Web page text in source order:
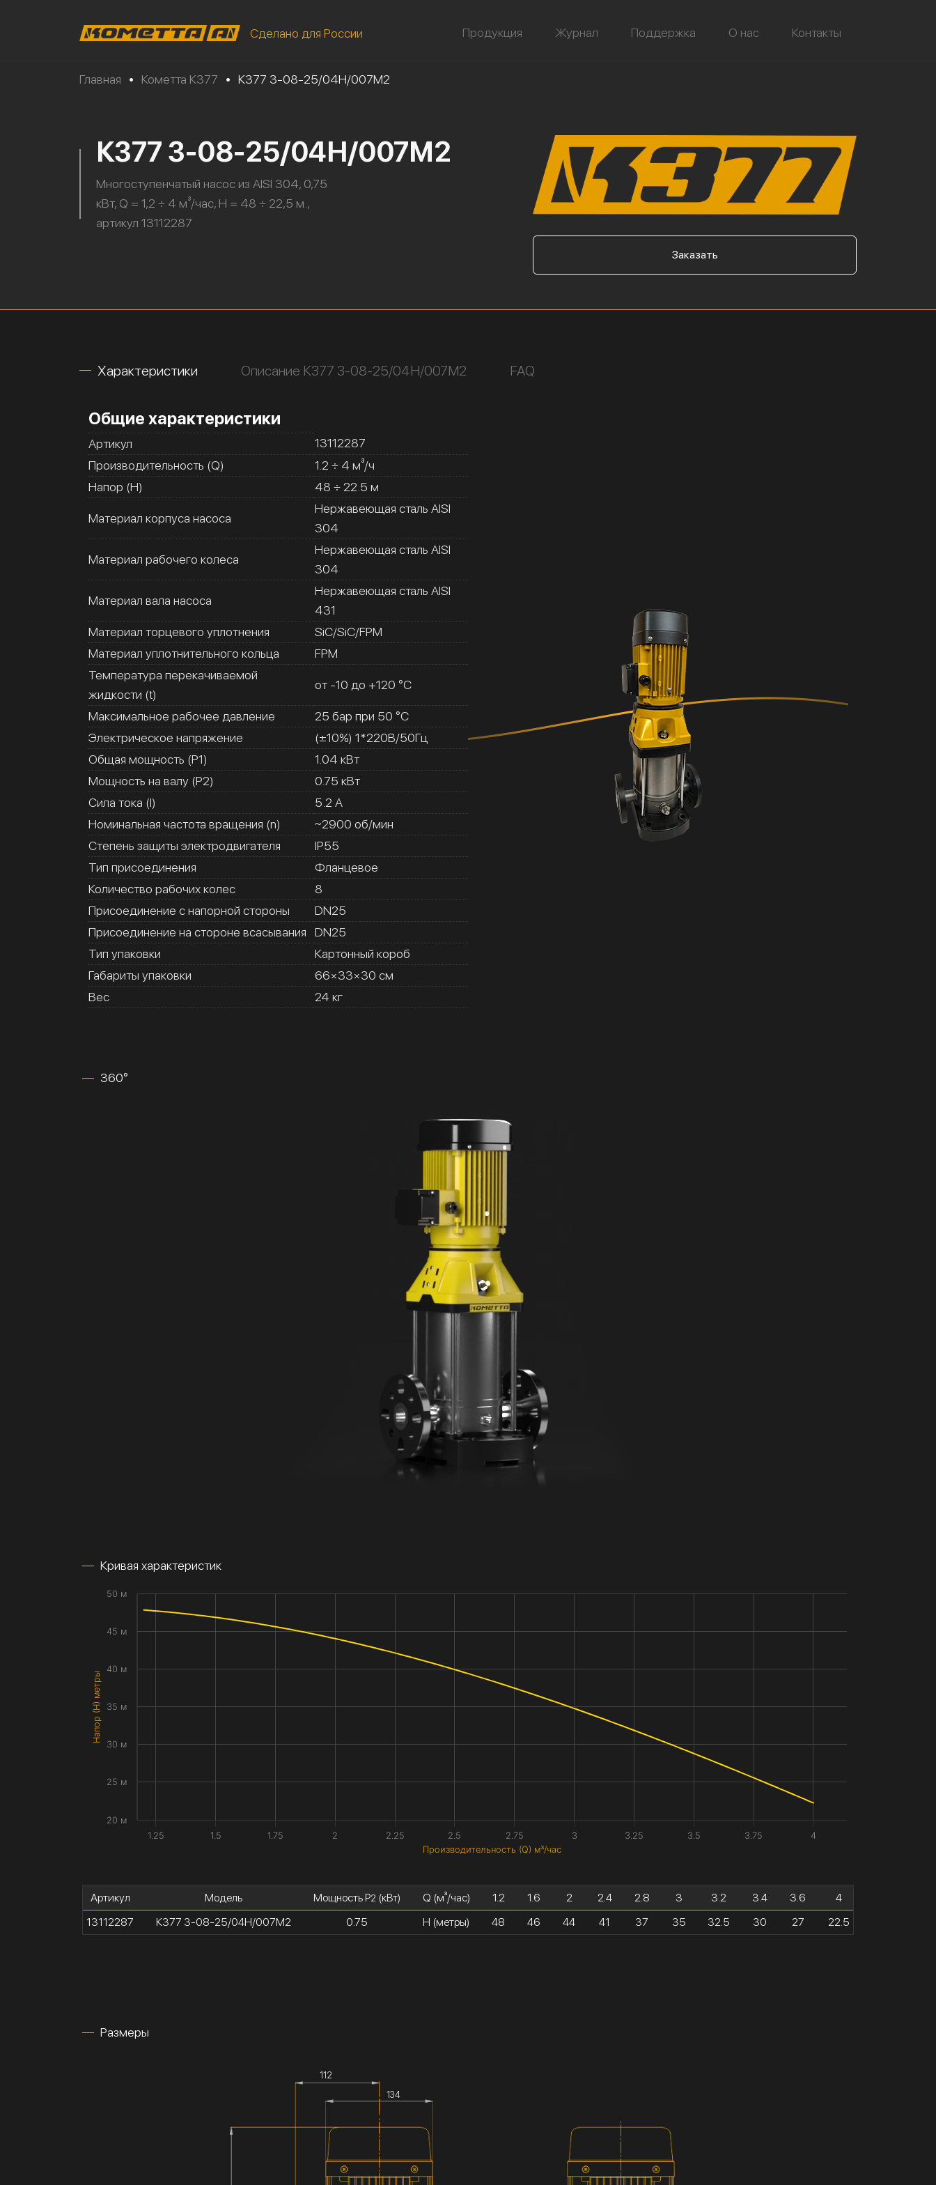
Сделано для России Продукция Журнал Поддержка О нас Контакты
Главная • Кометта К377 • К377 3-08-25/04Н/007М2
К377 3-08-25/04Н/007М2
Многоступенчатый насос из AISI 304, 0,75
кВт, Q = 1,2 ÷ 4 м³/час, H = 48 ÷ 22,5 м.,
артикул 13112287
Заказать
Характеристики Описание К377 3-08-25/04Н/007М2 FAQ
Общие характеристики
Артикул
13112287
Производительность (Q)
1.2 ÷ 4 м³/ч
Напор (H)
48 ÷ 22.5 м
Материал корпуса насоса
Нержавеющая сталь AISI
304
Материал рабочего колеса
Нержавеющая сталь AISI
304
Материал вала насоса
Нержавеющая сталь AISI
431
Материал торцевого уплотнения
SiC/SiC/FPM
Материал уплотнительного кольца
FPM
Температура перекачиваемой
жидкости (t)
от -10 до +120 °C
Максимальное рабочее давление
25 бар при 50 °C
Электрическое напряжение
(±10%) 1*220В/50Гц
Общая мощность (Р1)
1.04 кВт
Мощность на валу (Р2)
0.75 кВт
Сила тока (I)
5.2 A
Номинальная частота вращения (n)
~2900 об/мин
Степень защиты электродвигателя
IP55
Тип присоединения
Фланцевое
Количество рабочих колес
8
Присоединение с напорной стороны
DN25
Присоединение на стороне всасывания
DN25
Тип упаковки
Картонный короб
Габариты упаковки
66×33×30 см
Вес
24 кг
360°
Кривая характеристик
Производительность (Q) м³/час
Напор (H) метры
1.25 1.5 1.75 2 2.25 2.5 2.75 3 3.25 3.5 3.75 4
20 м
25 м
30 м
35 м
40 м
45 м
50 м
Артикул
13112287
Модель
К377 3-08-25/04Н/007М2
Мощность P2(кВт)
0.75
Q (м³/час)
H (метры)
1.2
48
1.6
46
2
44
2.4
41
2.8
37
3
35
3.2
32.5
3.4
30
3.6
27
4
22.5
Размеры
112
134